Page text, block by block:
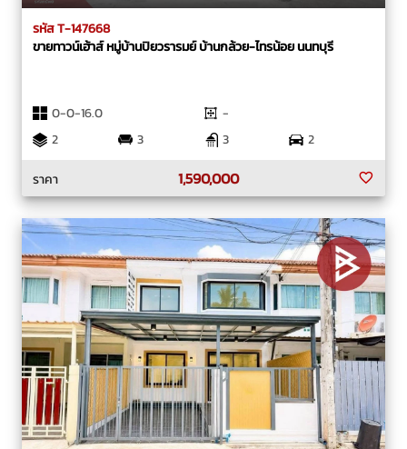
รหัส T-147668
ขายทาวน์เฮ้าส์ หมู่บ้านปิยวรารมย์ บ้านกล้วย-ไทรน้อย นนทบุรี
0-0-16.0
-
2
3 3
2
ราคา
1,590,000